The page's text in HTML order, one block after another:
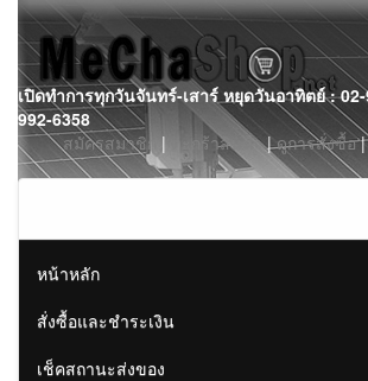
Skip
to
content
เปิดทำการทุกวันจันทร์-เสาร์ หยุดวันอาทิตย์ :
992-6358
สมัครสมาชิก | ตะกร้าสินค้า|ดูการสั่งซื้อ
หน้าหลัก
สั่งซื้อและชำระเงิน
เช็คสถานะส่งของ